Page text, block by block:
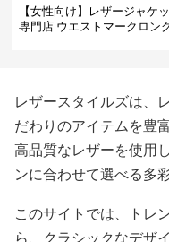
【女性向け】レザージャケ
専門店 ウエストマークロン
レザースタイルズは、
だわりのアイテムを豊
高品質なレザーを使用
ンに合わせて選べる多
このサイトでは、トレ
ら、クラシックなデザ